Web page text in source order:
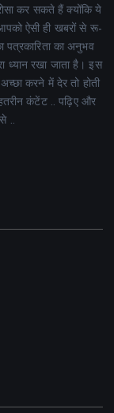
कर सकते हैं क्योंकि ये
आपको ऐसी ही खबरों से रू-
पत्रकारिता का अनुभव
ध्यान रखा जाता है। इस
करने में देर तो होती
कंटेंट .. पढ़िए और
..